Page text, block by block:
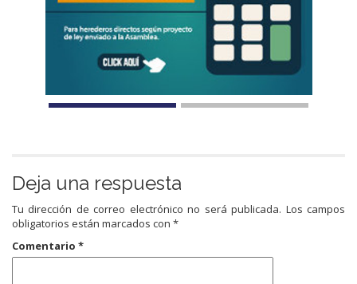
Deja una respuesta
Tu dirección de correo electrónico no será publicada. Los campos
obligatorios están marcados con *
Comentario *